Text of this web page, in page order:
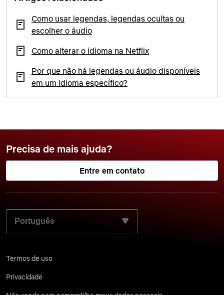
Como usar legendas, legendas ocultas ou
escolher o áudio
Como alterar o idioma na Netflix
Por que não há legendas ou áudio disponíveis
em um idioma específico?
Precisa de mais ajuda?
Entre em contato
SELECIONE SEU IDIOMA PREFERIDO:
Termos de uso
Privacidade